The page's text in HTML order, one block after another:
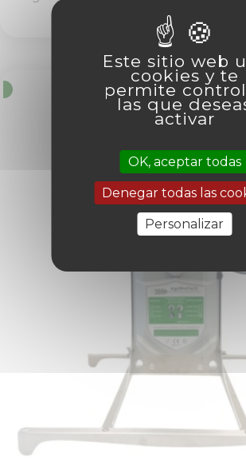
Este sitio web
cookies y te
permite
las que
activar
OK, aceptar todas
Denegar todas las
Personalizar